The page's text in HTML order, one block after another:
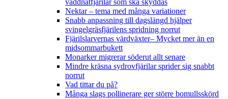
Nektar – tema med många variationer
Snabb anpassning till dagslängd hjälper
svingelgräsfjärilens spridning norrut
Fjärilslarvernas värdväxter– Mycket mer än en
midsommarbukett
Monarker migrerar söderut allt senare
Mindre kräsna sydrovfjärilar sprider sig snabbt
norrut
Vad tittar du på?
Många slags pollinerare ger större bomullsskörd